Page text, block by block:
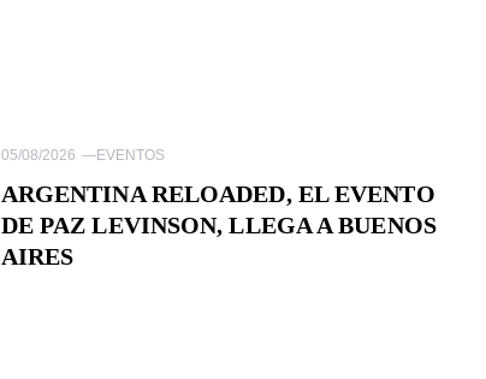
05/08/2026 —EVENTOS
ARGENTINA RELOADED, EL EVENTO
DE PAZ LEVINSON, LLEGA A BUENOS
AIRES